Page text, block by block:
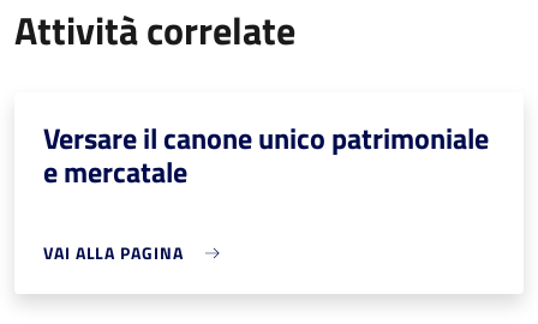
Attività correlate
Versare il canone unico patrimoniale
e mercatale
VAI ALLA PAGINA